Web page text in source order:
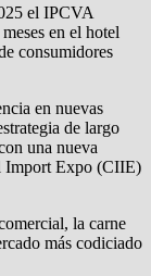
el IPCVA
en el hotel
consumidores
en nuevas
de largo
una nueva
Import Expo (CIIE)
la carne
más codiciado